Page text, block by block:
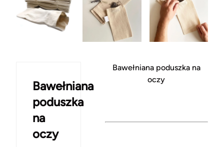
Bawełniana
poduszka
na
oczy
Bawełniana poduszka na
oczy